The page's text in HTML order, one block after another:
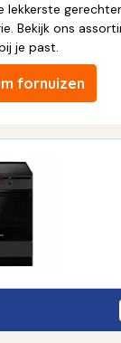
lekkerste
Bekijk ons
je past.
fornuizen